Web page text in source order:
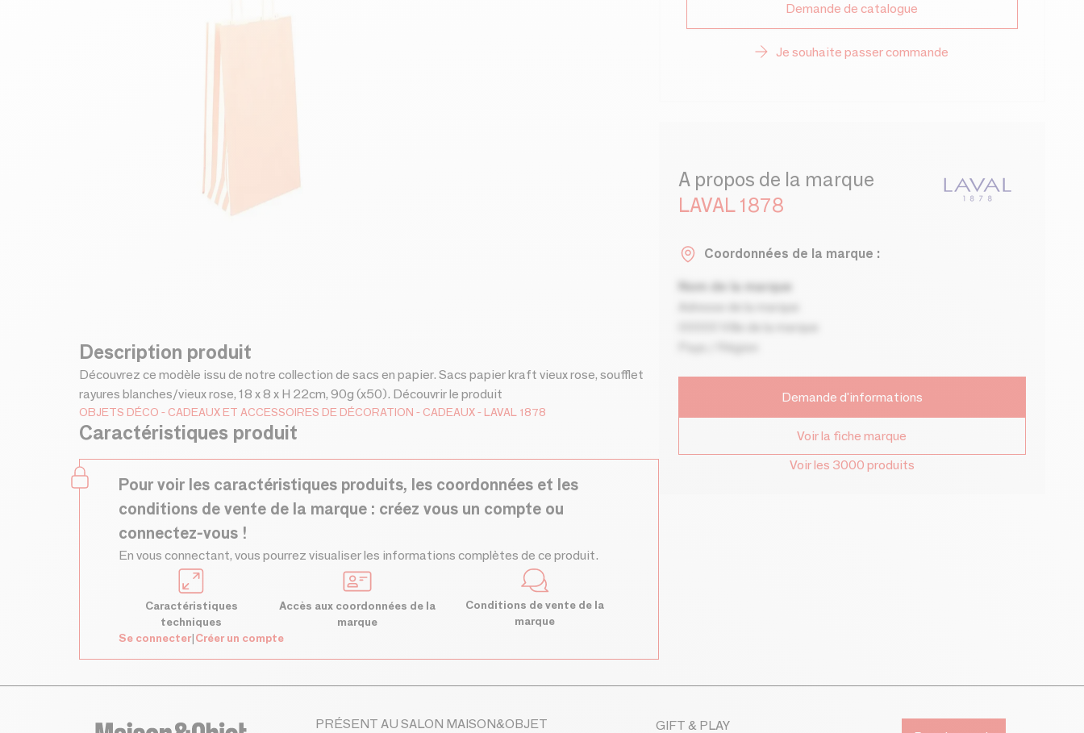
Description produit
Découvrez ce modèle issu de notre collection de sacs en papier. Sacs papier kraft vieux rose, soufflet
rayures blanches/vieux rose, 18 x 8 x H 22cm, 90g (x50). Découvrir le produit
OBJETS DÉCO CADEAUX ET ACCESSOIRES DE DÉCORATION CADEAUX LAVAL 1878
Caractéristiques produit
Pour voir les caractéristiques produits, les coordonnées et les
conditions de vente de la marque : créez vous un compte ou
connectez-vous !
En vous connectant, vous pourrez visualiser les informations complètes de ce produit.
Caractéristiques
techniques
Accès aux coordonnées de la
marque
Conditions de vente de la
marque
Se connecter|Créer un compte
Demande de catalogue
Je souhaite passer commande
A propos de la marque
LAVAL 1878
Coordonnées de la marque :
Nom de la marque
Adresse de la marque
Demande d'informations
Voir la fiche marque
Voir les 3000 produits
PRÉSENT AU SALON MAISON&OBJET
GIFT & PLAY